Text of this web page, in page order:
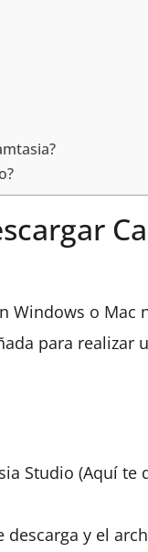
Windows o
para realizar
Studio (Aquí te
y el